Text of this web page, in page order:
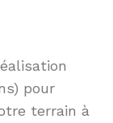
pour
terrain à